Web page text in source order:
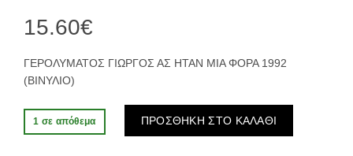
15.60€
ΓΕΡΟΛΥΜΑΤΟΣ ΓΙΩΡΓΟΣ ΑΣ ΗΤΑΝ ΜΙΑ ΦΟΡΑ 1992
(ΒΙΝΥΛΙΟ)
1 σε απόθεμα ΠΡΟΣΘΗΚΗ ΣΤΟ ΚΑΛΑΘΙ